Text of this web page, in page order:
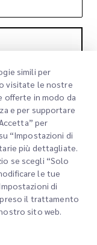
Informativa sulla
simili per
visitate le nostre
offerte in modo da
e per supportare
per
“Impostazioni di
più dettagliate.
se scegli “Solo
le tue
di
il trattamento
sito web.